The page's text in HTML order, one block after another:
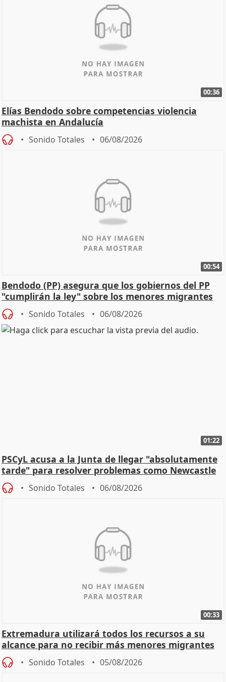
00:36
Elías Bendodo sobre competencias violencia
machista en Andalucía
Sonido Totales 06/08/2026
00:54
Bendodo (PP) asegura que los gobiernos del PP
"cumplirán la ley" sobre los menores migrantes
Sonido Totales 06/08/2026
01:22
PSCyL acusa a la Junta de llegar "absolutamente
tarde" para resolver problemas como Newcastle
Sonido Totales 06/08/2026
00:33
Extremadura utilizará todos los recursos a su
alcance para no recibir más menores migrantes
Sonido Totales 05/08/2026